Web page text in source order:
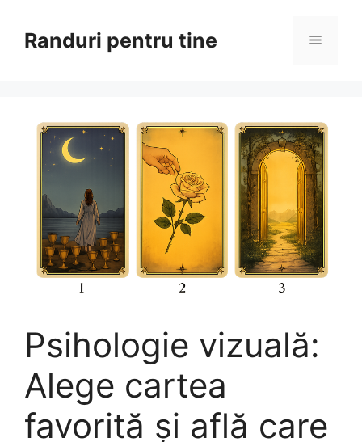
conținutRanduri pentru tine Meniu
Psihologie vizuală:
Alege cartea
favorită și află care